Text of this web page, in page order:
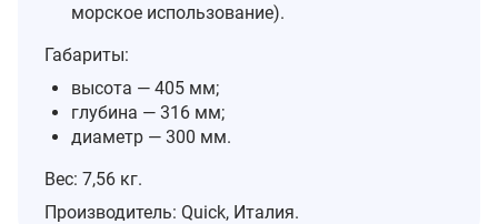
морское использование).
Габариты:
высота — 405 мм;
глубина — 316 мм;
диаметр — 300 мм.
Вес: 7,56 кг.
Производитель: Quick, Италия.